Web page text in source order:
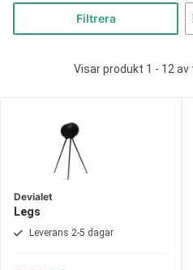
Filtrera
Visar produkt 1 - 12
Devialet
Legs
Leverans 2-5 dagar